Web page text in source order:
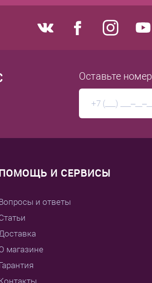
Оставьте номер
И СЕРВИСЫ
и ответы
магазине